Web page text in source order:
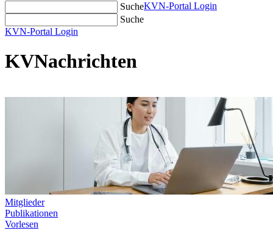
SucheKVN-Portal Login
Suche
KVN-Portal Login
KVNachrichten
Mitglieder
Publikationen
Vorlesen